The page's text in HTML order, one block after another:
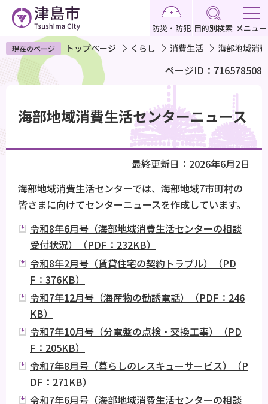
ペ
ー
で
す
防災・防犯 目的別検索 メニュー
現在のページ トップページ くらし 消費生活 海部地域消
ページID：716578508
海部地域消費生活センターニュース
最終更新日：2026年6月2日
海部地域消費生活センターでは、海部地域7市町村の
皆さまに向けてセンターニュースを作成しています。
令和8年6月号（海部地域消費生活センターの相談
受付状況）（PDF：232KB）
令和8年2月号（賃貸住宅の契約トラブル）（PD
F：376KB）
令和7年12月号（海産物の勧誘電話）（PDF：246
KB）
令和7年10月号（分電盤の点検・交換工事）（PD
F：205KB）
令和7年8月号（暮らしのレスキューサービス）（P
DF：271KB）
令和7年6月号（海部地域消費生活センターの相談